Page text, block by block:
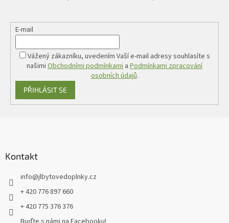
E-mail
Vážený zákazníku, uvedením Vaší e-mail adresy souhlasíte s
našimi Obchodními podmínkami a Podmínkami zpracování
osobních údajů.
PŘIHLÁSIT SE
Kontakt
info@jlbytovedoplnky.cz
+ 420 776 897 660
+ 420 775 376 376